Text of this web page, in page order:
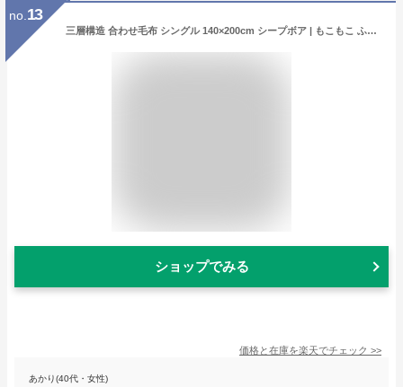
no. 13
三層構造 合わせ毛布 シングル 140×200cm シープボア | もこもこ ふわふわ あったか 厚手 毛布 吸湿発熱 洗える 丸洗い 襟付き 中綿入り ひざ掛け ブランケット 肩掛け 車内 お昼寝 お昼寝ケット 子供 安眠 快眠 掛け布団 冬布団 秋 冬 シンプル かわいい おしゃれ
ショップでみる
価格と在庫を楽天でチェック >>
あかり(40代・女性)